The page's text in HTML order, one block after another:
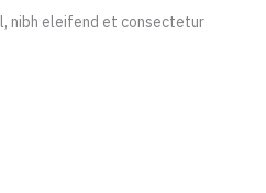
nibh eleifend et consectetur